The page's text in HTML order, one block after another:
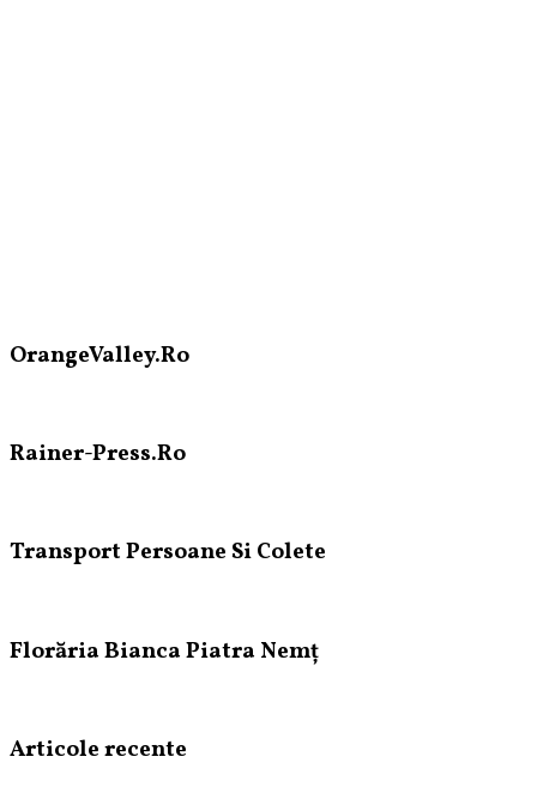
OrangeValley.Ro
Rainer-Press.Ro
Transport Persoane Si Colete
Florăria Bianca Piatra Nemț
Articole recente